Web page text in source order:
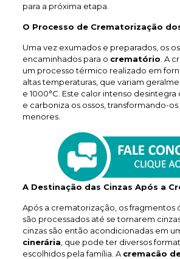
para a próxima etapa.
O Processo de Crematorização
Uma vez exumados e preparados, os
encaminhados para o crematório . A
um processo térmico realizado em
altas temperaturas, que variam
e 1000°C. Este calor intenso
e carboniza os ossos, transformando-
menores.
A Destinação das Cinzas Após a
Após a crematorização, os fragmentos
são processados até se tornarem
cinzas são então acondicionadas em
cinerária , que pode ter diversos
escolhidos pela família. A cremacão